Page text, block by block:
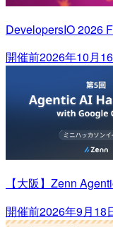
DevelopersIO 2026
開催前2026年10月
【大阪】Zenn
開催前2026年9月18